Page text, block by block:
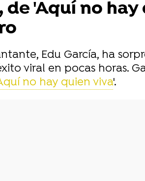
de 'Aquí no
Edu García, ha
viral en pocas horas.
no hay quien viva'.